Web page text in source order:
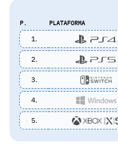
P. PLATAFORMA
1.
2.
3.
4.
5.